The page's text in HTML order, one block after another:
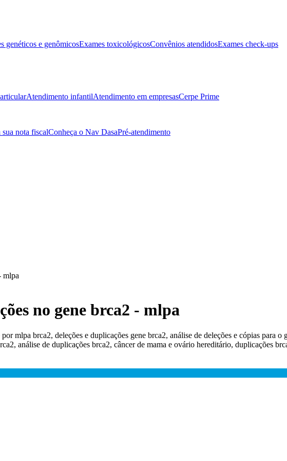
genéticos e genômicosExames toxicológicosConvênios atendidosExames check-ups
Atendimento infantilAtendimento em empresasCerpe Prime
sua nota fiscalConheça o Nav DasaPré-atendimento
mlpa
no gene brca2 - mlpa
por mlpa brca2, deleções e duplicações gene brca2, análise de deleções e cópias para
análise de duplicações brca2, câncer de mama e ovário hereditário, duplicações